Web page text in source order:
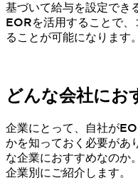
基づいて給与を設定でき
EORを活用することで
ることが可能になります。
どんな会社にお
企業にとって、自社が
かを知っておく必要があ
な企業におすすめなのか
企業別にご紹介します。